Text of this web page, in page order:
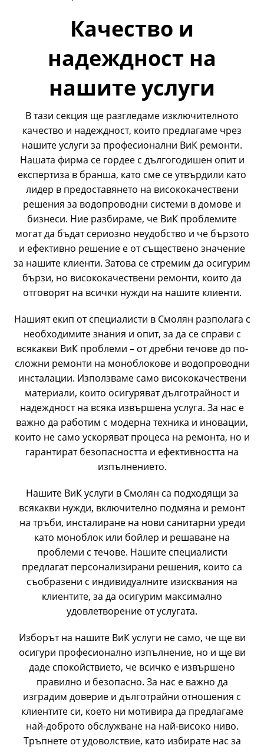
Качество и
надеждност на
нашите услуги
В тази секция ще разгледаме изключителното
качество и надеждност, които предлагаме чрез
нашите услуги за професионални ВиК ремонти.
Нашата фирма се гордее с дългогодишен опит и
експертиза в бранша, като сме се утвърдили като
лидер в предоставянето на висококачествени
решения за водопроводни системи в домове и
бизнеси. Ние разбираме, че ВиК проблемите
могат да бъдат сериозно неудобство и че бързото
и ефективно решение е от съществено значение
за нашите клиенти. Затова се стремим да осигурим
бързи, но висококачествени ремонти, които да
отговорят на всички нужди на нашите клиенти.
Нашият екип от специалисти в Смолян разполага с
необходимите знания и опит, за да се справи с
всякакви ВиК проблеми – от дребни течове до по-
сложни ремонти на моноблоковеи водопроводни
инсталации. Използваме само висококачествени
материали, които осигуряват дълготрайност и
надеждност на всяка извършена услуга. За нас е
важно да работим с модерна техника и иновации,
които не само ускоряват процеса на ремонта, но и
гарантират безопасността и ефективността на
изпълнението.
Нашите ВиК услуги в Смолян са подходящи за
всякакви нужди, включително подмяна и ремонт
на тръби, инсталиране на нови санитарни уреди
като моноблок или бойлер и решаване на
проблеми с течове. Нашите специалисти
предлагат персонализирани решения, които са
съобразени с индивидуалните изисквания на
клиентите, за да осигурим максимално
удовлетворение от услугата.
Изборът на нашите ВиК услуги не само, че ще ви
осигури професионално изпълнение, но и ще ви
даде спокойствието, че всичко е извършено
правилно и безопасно. За нас е важно да
изградим доверие и дълготрайни отношения с
клиентите си, което ни мотивира да предлагаме
най-доброто обслужване на най-високо ниво.
Тръпнете от удоволствие, като избирате нас за